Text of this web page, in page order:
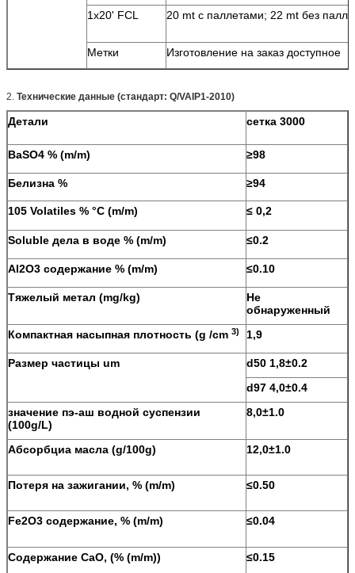
1x20' FCL 20 mt с паллетами; 22 mt без
Метки Изготовление на заказ доступное
2. Технические данные (стандарт: Q/VAIP1-2010)
Детали сетка 3000
BaSO4 % (m/m) ≥98
Белизна % ≥94
105 Volatiles % °C (m/m) ≤ 0,2
Soluble дела в воде % (m/m) ≤0.2
Al2O3 содержание % (m/m) ≤0.10
Тяжелый метал (mg/kg)
Не
обнаруженный
Компактная насыпная плотность (g /cm 3) 1,9
Размер частицы um
d50 1,8±0.2
d97 4,0±0.4
значение пэ-аш водной суспензии
(100g/L)
8,0±1.0
Абсорбциа масла (g/100g) 12,0±1.0
Потеря на зажигании, % (m/m) ≤0.50
Fe2O3 содержание, % (m/m) ≤0.04
Содержание CaO, (% (m/m)) ≤0.15